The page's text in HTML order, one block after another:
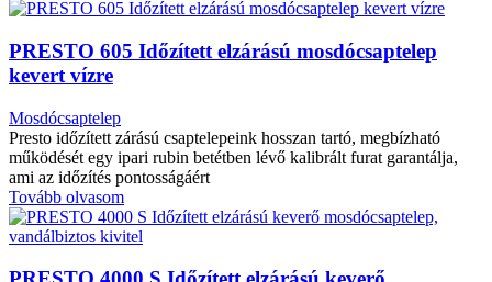
PRESTO 605 Időzített elzárású mosdócsaptelep
kevert vízre
Mosdócsaptelep
Presto időzített zárású csaptelepeink hosszan tartó, megbízható
működését egy ipari rubin betétben lévő kalibrált furat garantálja,
ami az időzítés pontosságáért
Tovább olvasom